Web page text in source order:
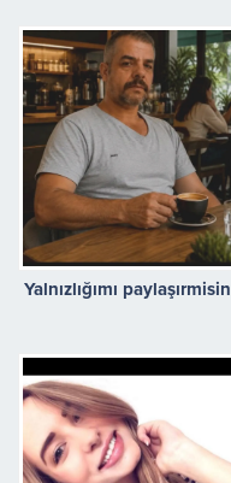
Yalnızlığımı paylaşırmisin